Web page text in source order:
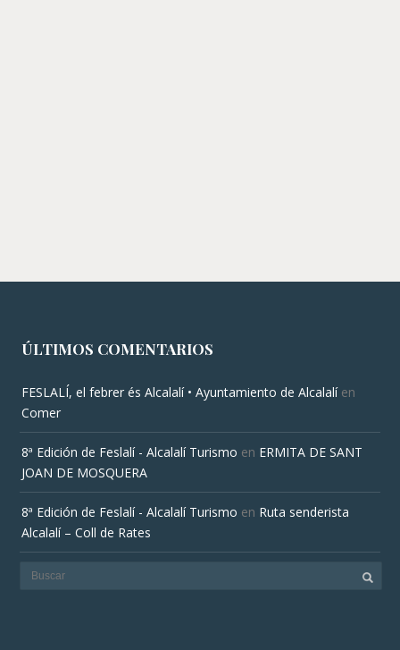
ÚLTIMOS COMENTARIOS
FESLALÍ, el febrer és Alcalalí • Ayuntamiento de Alcalalíen
Comer
8ª Edición de Feslalí - Alcalalí Turismo en ERMITA DE SANT
JOAN DE MOSQUERA
8ª Edición de Feslalí - Alcalalí Turismo en Ruta senderista
Alcalalí – Coll de Rates